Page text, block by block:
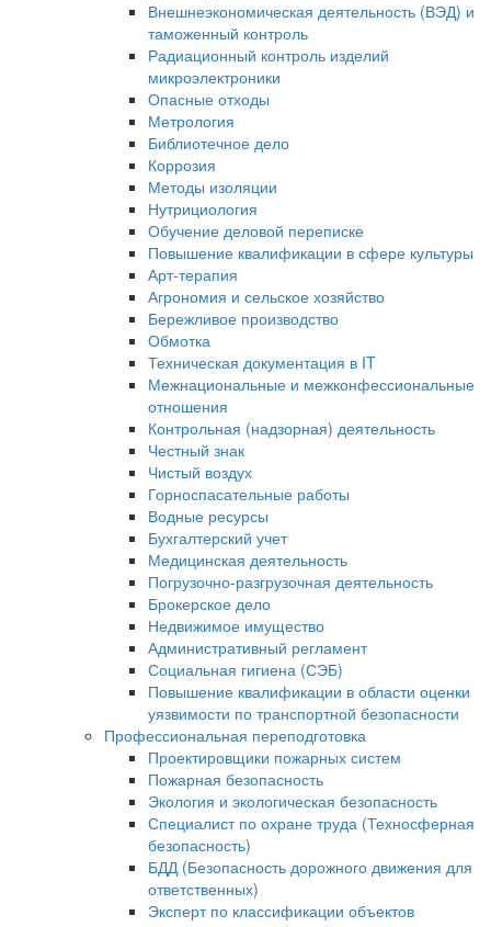
Внешнеэкономическая деятельность (ВЭД) и
таможенный контроль
Радиационный контроль изделий
микроэлектроники
Опасные отходы
Метрология
Библиотечное дело
Коррозия
Методы изоляции
Нутрициология
Обучение деловой переписке
Повышение квалификации в сфере культуры
Арт-терапия
Агрономия и сельское хозяйство
Бережливое производство
Обмотка
Техническая документация в IT
Межнациональные и межконфессиональные
отношения
Контрольная (надзорная) деятельность
Честный знак
Чистый воздух
Горноспасательные работы
Водные ресурсы
Бухгалтерский учет
Медицинская деятельность
Погрузочно-разгрузочная деятельность
Брокерское дело
Недвижимое имущество
Административный регламент
Социальная гигиена (СЭБ)
Повышение квалификации в области оценки
уязвимости по транспортной безопасности
Профессиональная переподготовка
Проектировщики пожарных систем
Пожарная безопасность
Экология и экологическая безопасность
Специалист по охране труда (Техносферная
безопасность)
БДД (Безопасность дорожного движения для
ответственных)
Эксперт по классификации объектов